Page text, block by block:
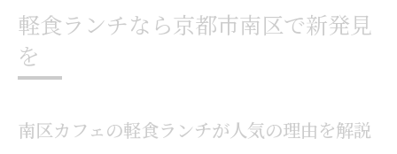
軽食ランチなら京都市南区で新発見
を
南区カフェの軽食ランチが人気の理由を解説